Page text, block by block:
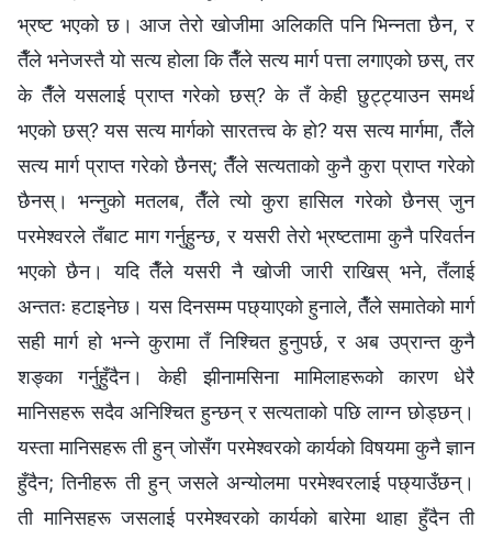
भ्रष्ट भएको छ। आज तेरो खोजीमा अलिकति पनि भिन्नता छैन, र
तैँले भनेजस्तै यो सत्य होला कि तैँले सत्य मार्ग पत्ता लगाएको छस्‌, तर
के तैँले यसलाई प्राप्त गरेको छस्‌? के तँ केही छुट्ट्याउन समर्थ
भएको छस्‌? यस सत्य मार्गको सारतत्त्व के हो? यस सत्य मार्गमा, तैँले
सत्य मार्ग प्राप्त गरेको छैनस्‌; तैँले सत्यताको कुनै कुरा प्राप्त गरेको
छैनस्‌। भन्नुको मतलब, तैँले त्यो कुरा हासिल गरेको छैनस्‌ जुन
परमेश्‍वरले तँबाट माग गर्नुहुन्छ, र यसरी तेरो भ्रष्टतामा कुनै परिवर्तन
भएको छैन। यदि तैँले यसरी नै खोजी जारी राखिस्‌ भने, तँलाई
अन्ततः हटाइनेछ। यस दिनसम्म पछ्याएको हुनाले, तैँले समातेको मार्ग
सही मार्ग हो भन्‍ने कुरामा तँ निश्चित हुनुपर्छ, र अब उप्रान्त कुनै
शङ्का गर्नुहुँदैन। केही झीनामसिना मामिलाहरूको कारण धेरै
मानिसहरू सदैव अनिश्चित हुन्छन्‌ र सत्यताको पछि लाग्न छोड्छन्‌।
यस्ता मानिसहरू ती हुन्‌ जोसँग परमेश्‍वरको कार्यको विषयमा कुनै ज्ञान
हुँदैन; तिनीहरू ती हुन्‌ जसले अन्योलमा परमेश्‍वरलाई पछ्याउँछन्‌।
ती मानिसहरू जसलाई परमेश्‍वरको कार्यको बारेमा थाहा हुँदैन ती